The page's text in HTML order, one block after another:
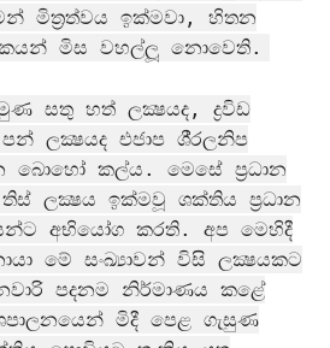
මිත‍්‍රත්වය ඉක්මවා, හිතන
මිස වහල්ලූ නොවෙති.
සතු හත් ලක්‍ෂයද, ද්‍රවිඩ
ලක්‍ෂයද එජාප ශී‍්‍රලනිප
කල්ය. මෙසේ ප‍්‍රධාන
ලක්‍ෂය ඉක්මවූ ශක්තිය ප‍්‍රධාන
අභියෝග කරති. අප මෙහිදී
මේ සංඛ්‍යාවන් විසි ලක්‍ෂයකට
පදනම නිර්මාණය කළේ
මිදී පෙළ ගැසුණ